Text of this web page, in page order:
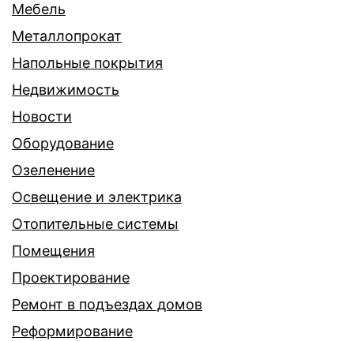
Мебель
Металлопрокат
Напольные покрытия
Недвижимость
Новости
Оборудование
Озеленение
Освещение и электрика
Отопительные системы
Помещения
Проектирование
Ремонт в подъездах домов
Реформирование